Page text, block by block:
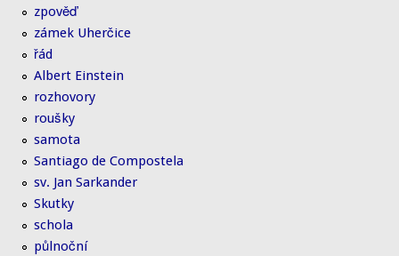
zpověď
zámek Uherčice
řád
Albert Einstein
rozhovory
roušky
samota
Santiago de Compostela
sv. Jan Sarkander
Skutky
schola
půlnoční